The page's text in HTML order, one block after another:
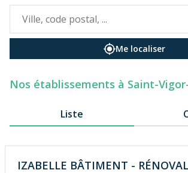
Me localiser
Nos établissements à Saint-
Liste
IZABELLE BÂTIMENT - RÉNOVAL